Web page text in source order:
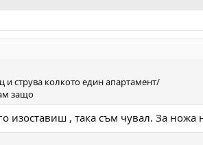
струва колкото един апартамент/
защо
изоставиш , така съм чувал. За ножа